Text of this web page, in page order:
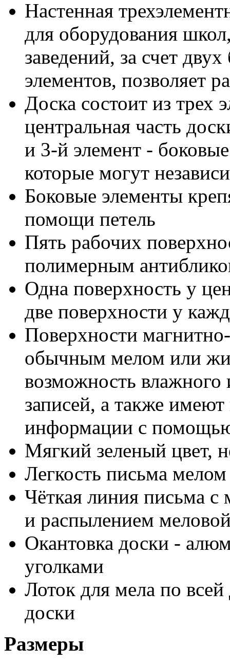
Настенная
для оборудования
заведений, за счет
элементов, позволяет
Доска состоит из трех
центральная часть
и 3-й элемент -
которые могут
Боковые элементы
помощи петель
Пять рабочих
полимерным
Одна поверхность у
две поверхности у
Поверхности
обычным мелом или
возможность влажного
записей, а также
информации с
Мягкий зеленый цвет,
Легкость письма
Чёткая линия письма
и распылением
Окантовка доски -
уголками
Лоток для мела по
доски
Размеры